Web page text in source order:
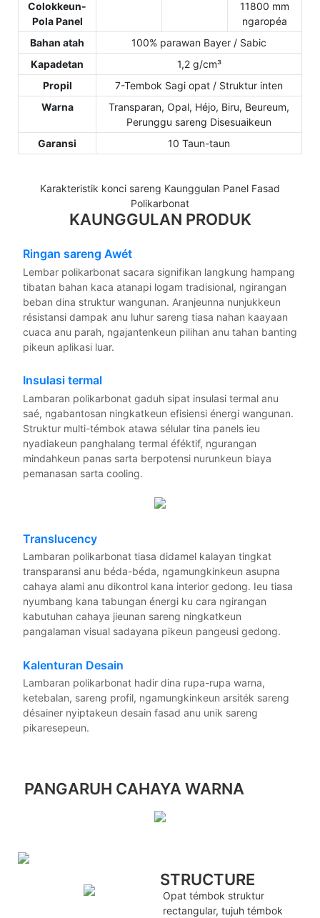
Colokkeun-
Pola Panel
11800 mm
ngaropéa
Bahan atah
100% parawan Bayer / Sabic
Kapadetan
1,2 g/cm³
Propil
7-Tembok Sagi opat / Struktur inten
Warna
Transparan, Opal, Héjo, Biru, Beureum,
Perunggu sareng Disesuaikeun
Garansi
10 Taun-taun
Karakteristik konci sareng Kaunggulan Panel Fasad
Polikarbonat
KAUNGGULAN PRODUK
Ringan sareng Awét
Lembar polikarbonat sacara signifikan langkung hampang
tibatan bahan kaca atanapi logam tradisional, ngirangan
beban dina struktur wangunan. Aranjeunna nunjukkeun
résistansi dampak anu luhur sareng tiasa nahan kaayaan
cuaca anu parah, ngajantenkeun pilihan anu tahan banting
pikeun aplikasi luar.
Insulasi termal
Lambaran polikarbonat gaduh sipat insulasi termal anu
saé, ngabantosan ningkatkeun efisiensi énergi wangunan.
Struktur multi-témbok atawa sélular tina panels ieu
nyadiakeun panghalang termal éféktif, ngurangan
mindahkeun panas sarta berpotensi nurunkeun biaya
pemanasan sarta cooling.
Translucency
Lambaran polikarbonat tiasa didamel kalayan tingkat
transparansi anu béda-béda, ngamungkinkeun asupna
cahaya alami anu dikontrol kana interior gedong. Ieu tiasa
nyumbang kana tabungan énergi ku cara ngirangan
kabutuhan cahaya jieunan sareng ningkatkeun
pangalaman visual sadayana pikeun pangeusi gedong.
Kalenturan Desain
Lambaran polikarbonat hadir dina rupa-rupa warna,
ketebalan, sareng profil, ngamungkinkeun arsiték sareng
désainer nyiptakeun desain fasad anu unik sareng
pikaresepeun.
PANGARUH CAHAYA WARNA
STRUCTURE
Opat témbok struktur
rectangular, tujuh témbok